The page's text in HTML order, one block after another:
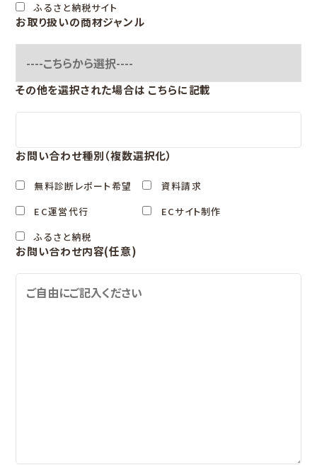
ふるさと納税サイト
お取り扱いの商材ジャンル
その他を選択された場合は こちらに記載
お問い合わせ種別（複数選択化）
無料診断レポート希望
資料請求
EC運営代行
ECサイト制作
ふるさと納税
お問い合わせ内容(任意)